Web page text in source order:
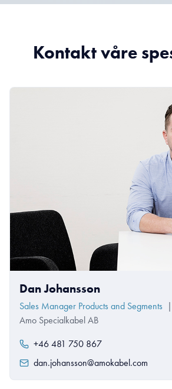
Kontakt våre
Dan Johansson
Sales Manager Products and Segments
Amo Specialkabel AB
+46 481 750 867
dan.johansson@amokabel.com